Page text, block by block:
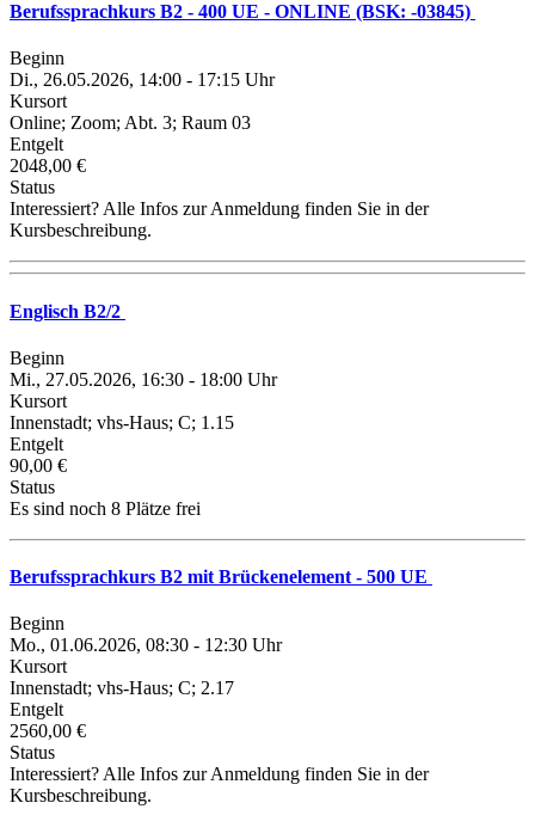
Berufssprachkurs B2 - 400 UE - ONLINE (BSK: -03845)
Beginn
Di., 26.05.2026, 14:00 - 17:15 Uhr
Kursort
Online; Zoom; Abt. 3; Raum 03
Entgelt
2048,00 €
Status
Interessiert? Alle Infos zur Anmeldung finden Sie in der
Kursbeschreibung.
Englisch B2/2
Beginn
Mi., 27.05.2026, 16:30 - 18:00 Uhr
Kursort
Innenstadt; vhs-Haus; C; 1.15
Entgelt
90,00 €
Status
Es sind noch 8 Plätze frei
Berufssprachkurs B2 mit Brückenelement - 500 UE
Beginn
Mo., 01.06.2026, 08:30 - 12:30 Uhr
Kursort
Innenstadt; vhs-Haus; C; 2.17
Entgelt
2560,00 €
Status
Interessiert? Alle Infos zur Anmeldung finden Sie in der
Kursbeschreibung.